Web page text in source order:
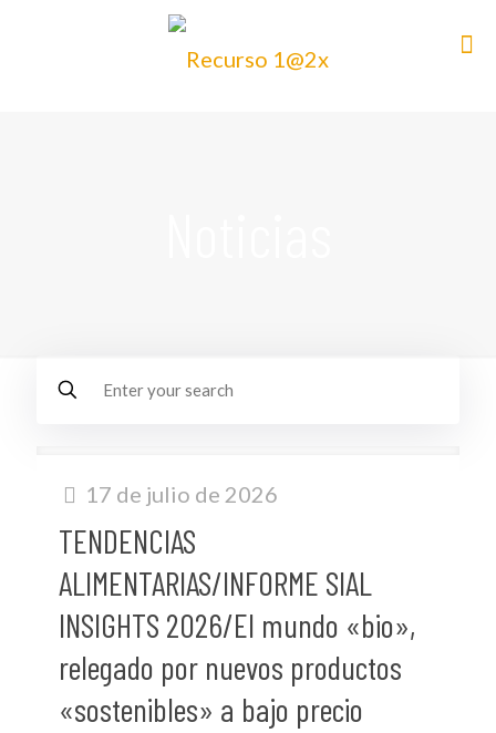
17 de julio de 2026
TENDENCIAS
ALIMENTARIAS/INFORME SIAL
INSIGHTS 2026/El mundo «bio»,
relegado por nuevos productos
«sostenibles» a bajo precio